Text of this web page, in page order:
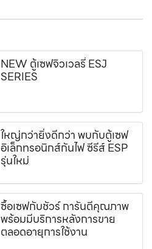
NEW ตู้เซฟจิวเวลรี่ ESJ
SERIES
ใหญ่กว่ายิ่งดีกว่า พบกับตู้เซฟ
อิเล็กทรอนิกส์กันไฟ ซีรีส์ ESP
รุ่นใหม่
ซื้อเซฟกับชัวร์ การันตีคุณภาพ
พร้อมมีบริการหลังการขาย
ตลอดอายุการใช้งาน